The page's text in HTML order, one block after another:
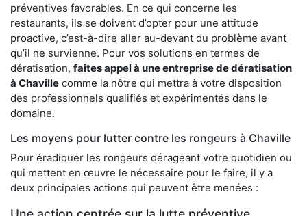
préventives favorables. En ce qui concerne les
restaurants, ils se doivent d’opter pour une attitude
proactive, c’est-à-dire aller au-devant du problème avant
qu’il ne survienne. Pour vos solutions en termes de
dératisation, faites appel à une entreprise de dératisation
à Chaville comme la nôtre qui mettra à votre disposition
des professionnels qualifiés et expérimentés dans le
domaine.
Les moyens pour lutter contre les rongeurs à Chaville
Pour éradiquer les rongeurs dérageant votre quotidien ou
qui mettent en œuvre le nécessaire pour le faire, il y a
deux principales actions qui peuvent être menées :